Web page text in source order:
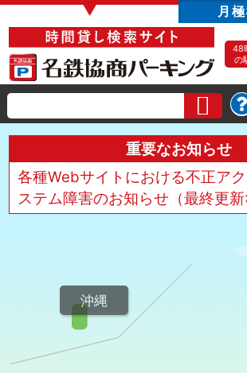
▼ 月
48
の
重要なお知らせ
各種Webサイトにおける不正ア
ステム障害のお知らせ（最終更新
沖縄